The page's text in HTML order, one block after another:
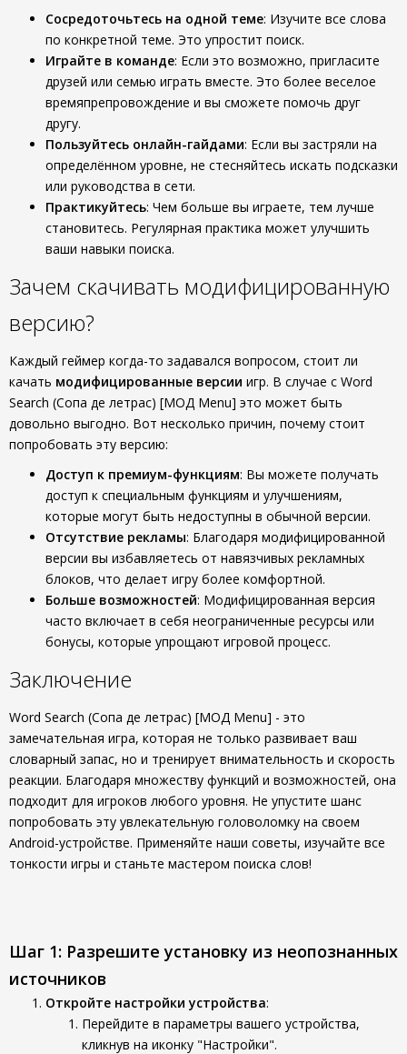
Сосредоточьтесь на одной теме: Изучите все слова
по конкретной теме. Это упростит поиск.
Играйте в команде: Если это возможно, пригласите
друзей или семью играть вместе. Это более веселое
времяпрепровождение и вы сможете помочь друг
другу.
Пользуйтесь онлайн-гайдами: Если вы застряли на
определённом уровне, не стесняйтесь искать подсказки
или руководства в сети.
Практикуйтесь: Чем больше вы играете, тем лучше
становитесь. Регулярная практика может улучшить
ваши навыки поиска.
Зачем скачивать модифицированную
версию?
Каждый геймер когда-то задавался вопросом, стоит ли
качать модифицированные версии игр. В случае с Word
Search (Сопа де летрас) [МОД Menu] это может быть
довольно выгодно. Вот несколько причин, почему стоит
попробовать эту версию:
Доступ к премиум-функциям: Вы можете получать
доступ к специальным функциям и улучшениям,
которые могут быть недоступны в обычной версии.
Отсутствие рекламы: Благодаря модифицированной
версии вы избавляетесь от навязчивых рекламных
блоков, что делает игру более комфортной.
Больше возможностей: Модифицированная версия
часто включает в себя неограниченные ресурсы или
бонусы, которые упрощают игровой процесс.
Заключение
Word Search (Сопа де летрас) [МОД Menu] - это
замечательная игра, которая не только развивает ваш
словарный запас, но и тренирует внимательность и скорость
реакции. Благодаря множеству функций и возможностей, она
подходит для игроков любого уровня. Не упустите шанс
попробовать эту увлекательную головоломку на своем
Android-устройстве. Применяйте наши советы, изучайте все
тонкости игры и станьте мастером поиска слов!
Шаг 1: Разрешите установку из неопознанных
источников
Откройте настройки устройства:
Перейдите в параметры вашего устройства,
кликнув на иконку "Настройки".